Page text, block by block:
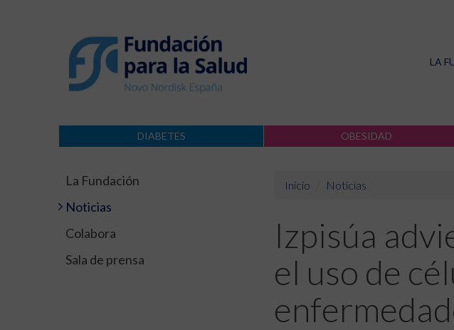
LA
DIABETES OBESIDAD
La Fundación
Noticias
Colabora
Sala de prensa
Inicio Noticias
Izpisúa
el uso de